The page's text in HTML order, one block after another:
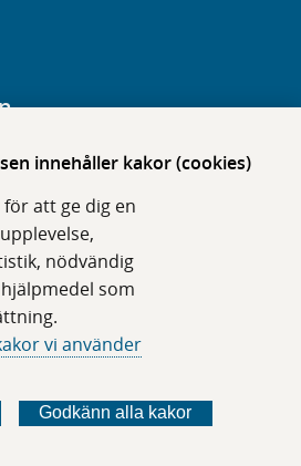
innehåller kakor (cookies)
att ge dig en
nödvändig
som
vi använder
Godkänn alla kakor